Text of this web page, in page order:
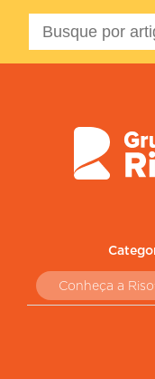
Conheça a